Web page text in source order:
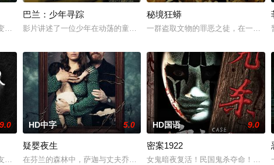
故，被困在自家房屋中超过 1000 天无法出门。在资源消耗殆尽与未知神秘威胁
巴兰：少年寻踪
影片讲述了一位少年在动荡的童年中长大，母亲又突然失踪后，他踏上了
秘境狂蟒
一群盗取文物的罪恶之徒，在一次盗
9.0
断联多年，就想安安稳稳陪妹妹结婚。结果妹妹在老剧院求婚后直接被邪灵缠
HD中字 5.0
疑婴夜生
在芬兰的森林中，萨迦与丈夫乔恩迎来了为人父母的新篇章。然而萨迦
HD国语 9.0
密案1922
女鬼暗夜复活！民国鬼杀夺命！白米